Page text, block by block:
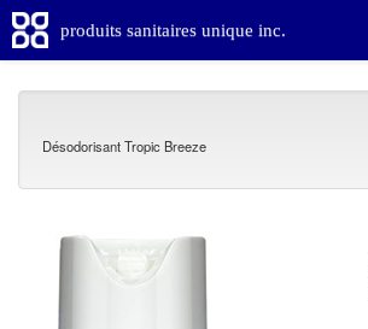
produits sanitaires unique inc.
Désodorisant Tropic Breeze